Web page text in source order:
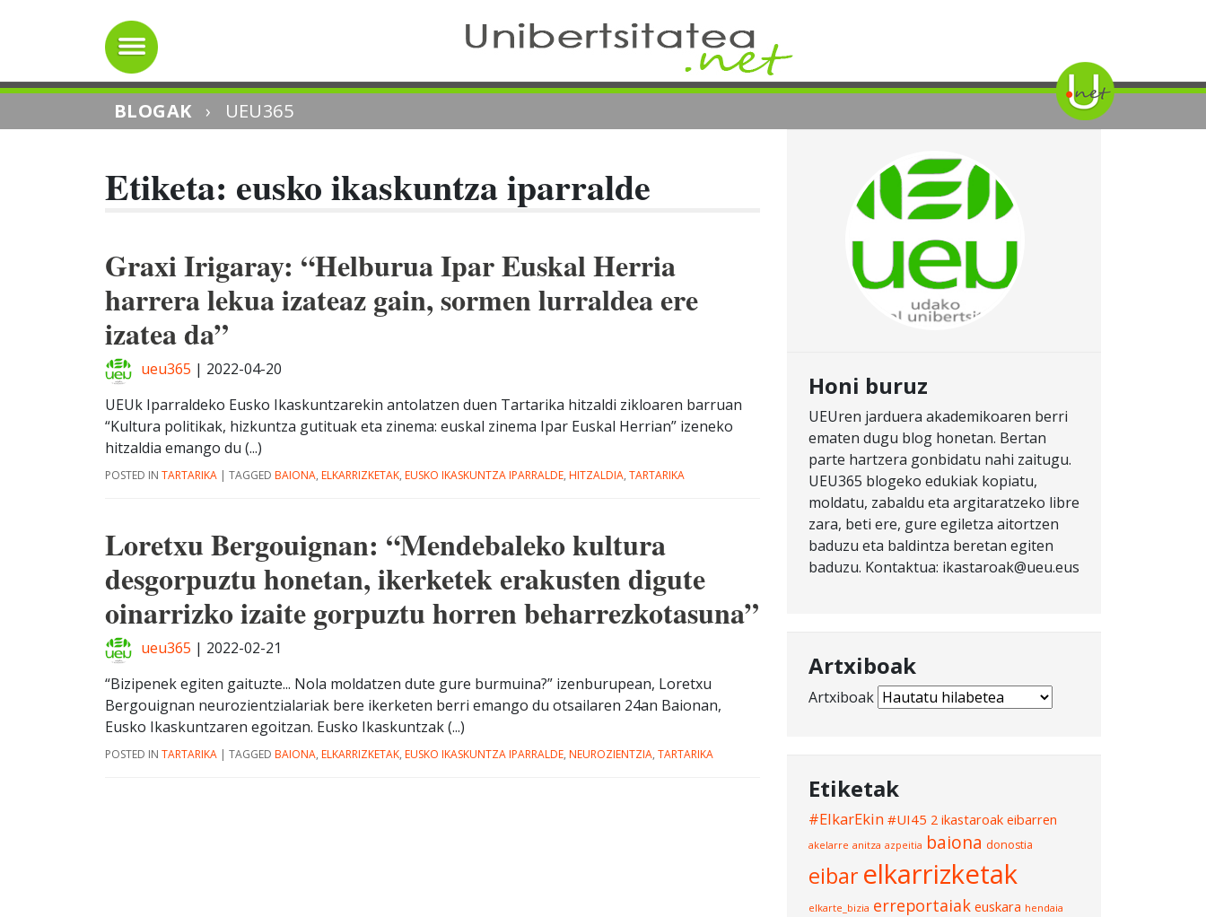
BLOGAK › UEU365
Etiketa: eusko ikaskuntza iparralde
Graxi Irigaray: “Helburua Ipar Euskal Herria
harrera lekua izateaz gain, sormen lurraldea ere
izatea da”
ueu365 | 2022-04-20
UEUk Iparraldeko Eusko Ikaskuntzarekin antolatzen duen Tartarika hitzaldi zikloaren barruan
“Kultura politikak, hizkuntza gutituak eta zinema: euskal zinema Ipar Euskal Herrian” izeneko
hitzaldia emango du (...)
POSTED IN TARTARIKA | TAGGED BAIONA, ELKARRIZKETAK, EUSKO IKASKUNTZA IPARRALDE, HITZALDIA, TARTARIKA
Loretxu Bergouignan: “Mendebaleko kultura
desgorpuztu honetan, ikerketek erakusten digute
oinarrizko izaite gorpuztu horren beharrezkotasuna”
ueu365 | 2022-02-21
“Bizipenek egiten gaituzte... Nola moldatzen dute gure burmuina?” izenburupean, Loretxu
Bergouignan neurozientzialariak bere ikerketen berri emango du otsailaren 24an Baionan,
Eusko Ikaskuntzaren egoitzan. Eusko Ikaskuntzak (...)
POSTED IN TARTARIKA | TAGGED BAIONA, ELKARRIZKETAK, EUSKO IKASKUNTZA IPARRALDE, NEUROZIENTZIA, TARTARIKA
Honi buruz
UEUren jarduera akademikoaren berri
ematen dugu blog honetan. Bertan
parte hartzera gonbidatu nahi zaitugu.
UEU365 blogeko edukiak kopiatu,
moldatu, zabaldu eta argitaratzeko libre
zara, beti ere, gure egiletza aitortzen
baduzu eta baldintza beretan egiten
baduzu. Kontaktua: ikastaroak@ueu.eus
Artxiboak
Artxiboak
Etiketak
#ElkarEkin #UI45 2 ikastaroak eibarren
akelarre anitza azpeitia baiona donostia
eibar elkarrizketak
elkarte_bizia erreportaiak euskara hendaia